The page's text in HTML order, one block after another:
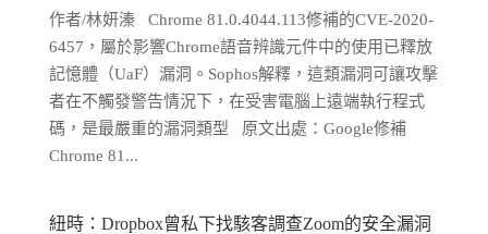
作者/林妍溱 Chrome 81.0.4044.113修補的CVE-2020-
6457，屬於影響Chrome語音辨識元件中的使用已釋放
記憶體（UaF）漏洞。Sophos解釋，這類漏洞可讓攻擊
者在不觸發警告情況下，在受害電腦上遠端執行程式
碼，是最嚴重的漏洞類型 原文出處：Google修補
Chrome 81...
紐時：Dropbox曾私下找駭客調查Zoom的安全漏洞